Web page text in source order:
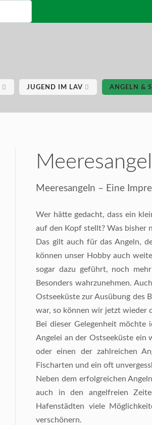
JUGEND IM LAV ANGELN &
Meeresangeln – Eine
Wer hätte gedacht, dass ein
auf den Kopf stellt? Was bisher
Das gilt auch für das Angeln,
können unser Hobby auch
sogar dazu geführt, noch
Besonders wahrzunehmen.
Ostseeküste zur Ausübung des
war, so können wir jetzt wieder
Bei dieser Gelegenheit
Angelei an der Ostseeküste ein
oder einen der zahlreichen
Fischarten und ein oft
Neben dem erfolgreichen
auch in den angelfreien
Hafenstädten viele
verschönern.